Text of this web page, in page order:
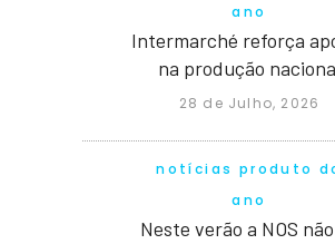
ano
Intermarché reforça
na produção
28 de Julho, 2026
notícias produto
ano
Neste verão a NOS